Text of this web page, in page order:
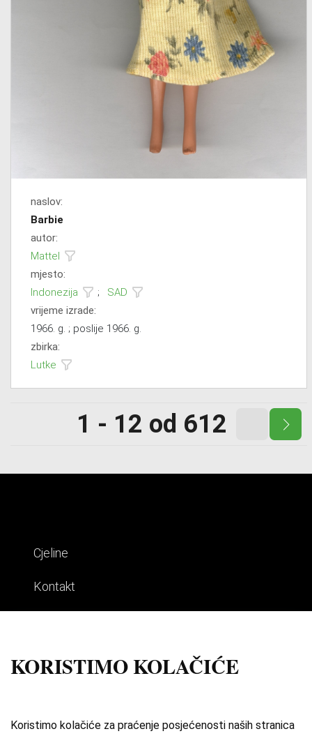
naslov:
Barbie
autor:
Mattel
mjesto:
Indonezija
;
SAD
vrijeme izrade:
1966. g. ; poslije 1966. g.
zbirka:
Lutke
1 - 12 od 612
Cjeline
Kontakt
O zbirci
KORISTIMO KOLAČIĆE
Koristimo kolačiće za praćenje posjećenosti naših stranica